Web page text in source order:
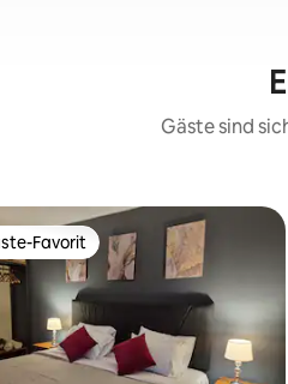
Gäste sind
Gäste-Favorit.
Favorit